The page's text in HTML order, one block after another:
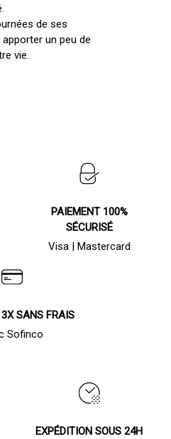
de ses
un peu de
vie.
PAIEMENT 100%
SÉCURISÉ
Visa | Mastercard
SANS FRAIS
Sofinco
EXPÉDITION SOUS 24H